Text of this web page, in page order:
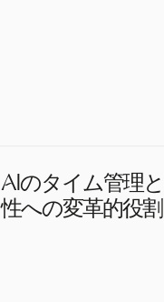
AIのタイム管理
性への変革的役割